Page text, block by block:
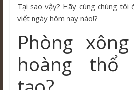
Tại sao vậy? Hãy cùng chúng
viết ngày hôm nay nào!?
Phòng
hoàng thổ